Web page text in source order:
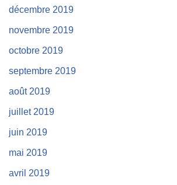
décembre 2019
novembre 2019
octobre 2019
septembre 2019
août 2019
juillet 2019
juin 2019
mai 2019
avril 2019